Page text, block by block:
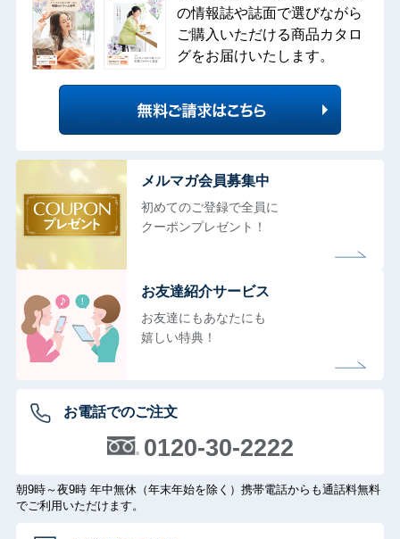
の情報誌や誌面で選びながら
ご購入いただける商品カタロ
グをお届けいたします。
メルマガ会員募集中
初めてのご登録で全員に
クーポンプレゼント！
お友達紹介サービス
お友達にもあなたにも
嬉しい特典！
お電話でのご注文
0120-30-2222
朝9時～夜9時 年中無休（年末年始を除く）携帯電話からも通話料無料
でご利用いただけます。